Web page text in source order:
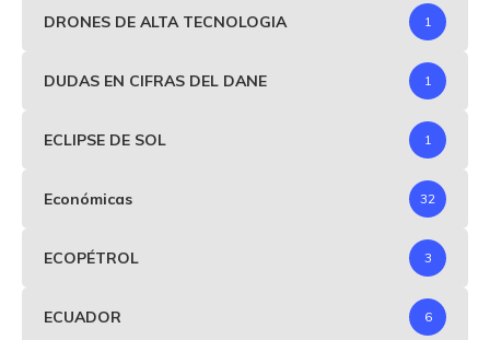
DRONES DE ALTA TECNOLOGIA 1
DUDAS EN CIFRAS DEL DANE 1
ECLIPSE DE SOL 1
Económicas 32
ECOPÉTROL 3
ECUADOR 6